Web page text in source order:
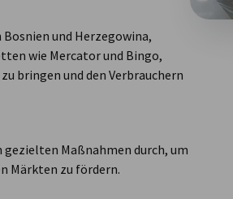
und Herzegowina,
wie Mercator und Bingo,
bringen und den Verbrauchern
Maßnahmen durch, um
Märkten zu fördern.